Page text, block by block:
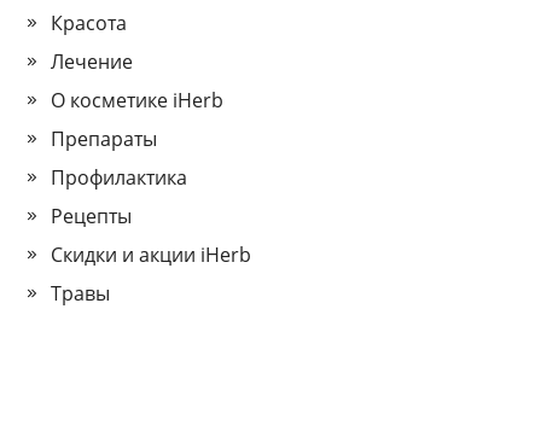
Красота
Лечение
О косметике iHerb
Препараты
Профилактика
Рецепты
Скидки и акции iHerb
Травы